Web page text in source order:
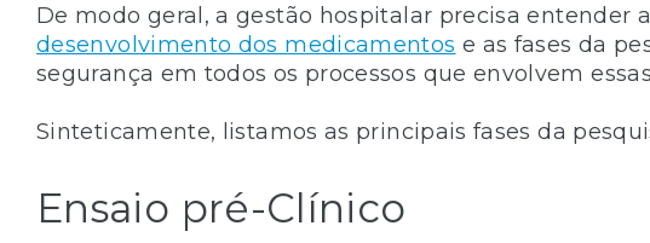
De modo geral, a gestão hospitalar precisa entender
desenvolvimento dos medicamentos e as fases da
segurança em todos os processos que envolvem
Sinteticamente, listamos as principais fases da
Ensaio pré-Clínico